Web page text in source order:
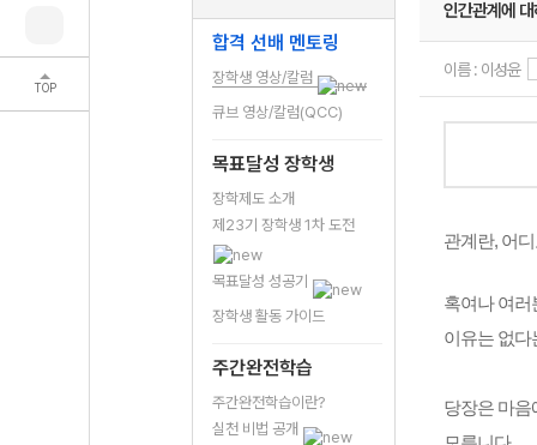
TOP
합격 선배 멘토링
장학생 영상/칼럼
큐브 영상/칼럼(QCC)
목표달성 장학생
장학제도 소개
제23기 장학생 1차 도전
목표달성 성공기
장학생 활동 가이드
주간완전학습
주간완전학습이란?
실천 비법 공개
인간관계에
이름 : 이성윤
관계란, 어
혹여나 여러
이유는 없
당장은 마음